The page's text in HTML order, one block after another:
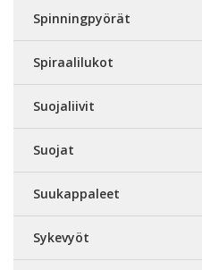
Spinningpyörät
Spiraalilukot
Suojaliivit
Suojat
Suukappaleet
Sykevyöt